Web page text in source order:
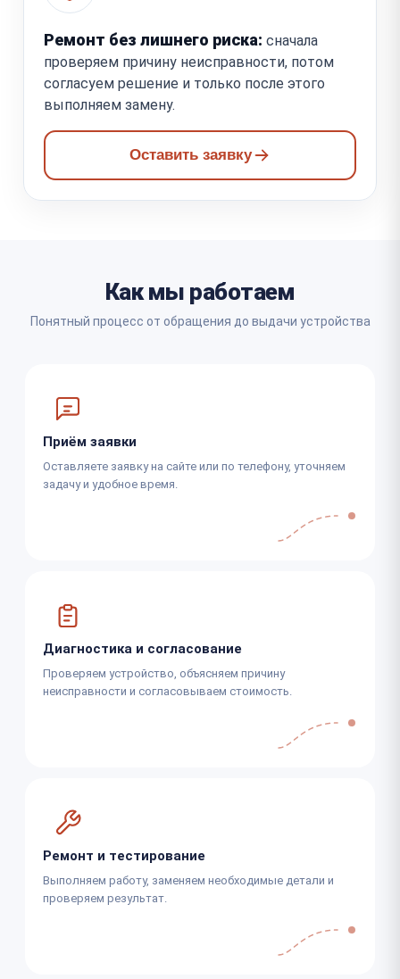
Ремонт без лишнего риска: сначала
проверяем причину неисправности, потом
согласуем решение и только после этого
выполняем замену.
Оставить заявку
Как мы работаем
Понятный процесс от обращения до выдачи устройства
Приём заявки
Оставляете заявку на сайте или по телефону, уточняем
задачу и удобное время.
Диагностика и согласование
Проверяем устройство, объясняем причину
неисправности и согласовываем стоимость.
Ремонт и тестирование
Выполняем работу, заменяем необходимые детали и
проверяем результат.